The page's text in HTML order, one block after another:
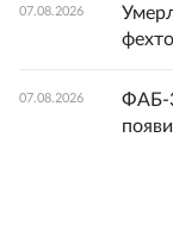
07.08.2026
07.08.2026
ФАБ-